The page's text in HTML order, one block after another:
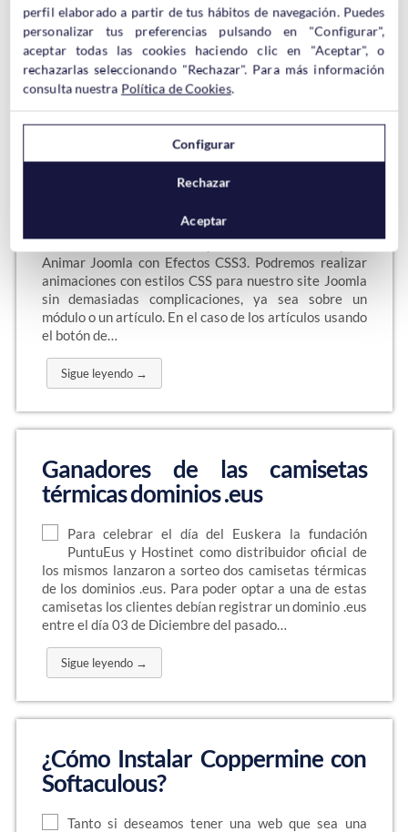
¿Qué significan esas siglas. ERP Sistema de
Planificación de Recursos Empresariales.…
Sigue leyendo →
Extensión Animate It! para
Animar Joomla con Efectos CSS3
Gracias a la extensión Animate It! podremos
sacar al "diseñador" que llevamos dentro para
Animar Joomla con Efectos CSS3. Podremos realizar
animaciones con estilos CSS para nuestro site Joomla
sin demasiadas complicaciones, ya sea sobre un
módulo o un artículo. En el caso de los artículos usando
el botón de…
Sigue leyendo →
Ganadores de las camisetas
térmicas dominios .eus
Para celebrar el día del Euskera la fundación
PuntuEus y Hostinet como distribuidor oficial de
los mismos lanzaron a sorteo dos camisetas térmicas
de los dominios .eus. Para poder optar a una de estas
camisetas los clientes debían registrar un dominio .eus
entre el día 03 de Diciembre del pasado…
Sigue leyendo →
¿Cómo Instalar Coppermine con
Softaculous?
Tanto si deseamos tener una web que sea una
perfil elaborado a partir de tus hábitos de navegación. Puedes
personalizar tus preferencias pulsando en "Configurar",
aceptar todas las cookies haciendo clic en "Aceptar", o
rechazarlas seleccionando "Rechazar". Para más información
consulta nuestra Política de Cookies.
Configurar
Rechazar
Aceptar